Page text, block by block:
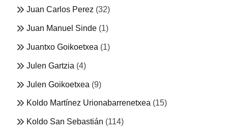
Juan Carlos Perez (32)
Juan Manuel Sinde (1)
Juantxo Goikoetxea (1)
Julen Gartzia (4)
Julen Goikoetxea (9)
Koldo Martínez Urionabarrenetxea (15)
Koldo San Sebastián (114)